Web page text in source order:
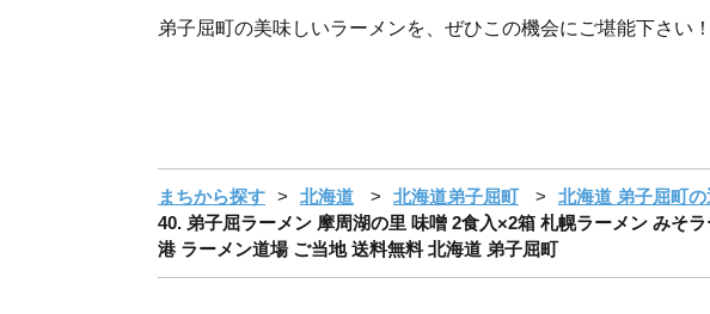
弟子屈町の美味しいラーメンを、ぜひこの機会にご堪能下さい！
まちから探す 北海道 北海道弟子屈町
北海道 弟子屈町
40. 弟子屈ラーメン 摩周湖の里 味噌 2食入×2箱 札幌ラーメン みそ
港 ラーメン道場 ご当地 送料無料 北海道 弟子屈町